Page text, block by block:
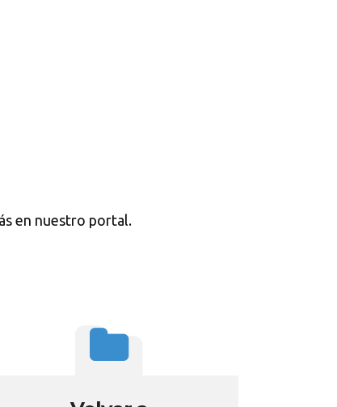
en nuestro portal.